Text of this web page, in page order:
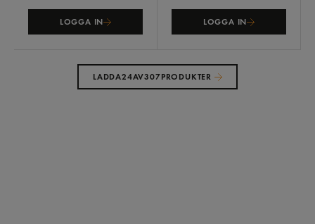
LOGGA IN LOGGA IN
LADDA24AV307PRODUKTER